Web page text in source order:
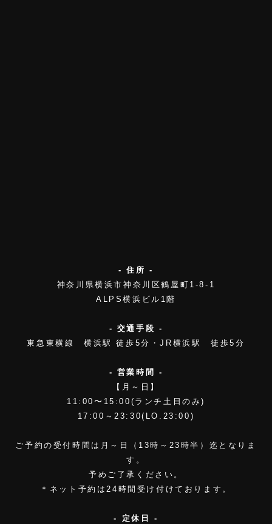
- 住所 -
神奈川県横浜市神奈川区鶴屋町1-8-1
ALPS横浜ビル1階
- 交通手段 -
東急東横線 横浜駅 徒歩5分・JR横浜駅 徒歩5分
- 営業時間 -
【月～日】
11:00〜15:00(ランチ土日のみ)
17:00～23:30(LO.23:00)
ご予約の受付時間は月～日（13時～23時半）迄となりま
す。
予めご了承ください。
＊ネット予約は24時間受け付けております。
- 定休日 -